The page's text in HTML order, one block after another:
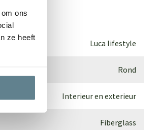
ons
ze heeft
Luca lifestyle
Rond
Interieur en exterieur
Fiberglass